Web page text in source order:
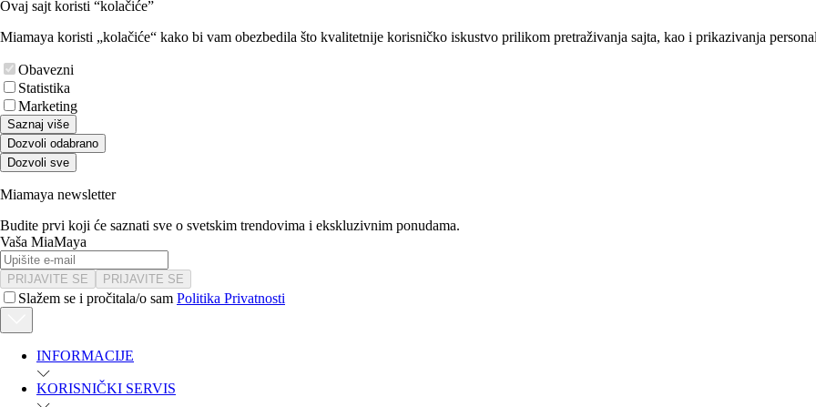
Ovaj sajt koristi “kolačiće”
Miamaya koristi „kolačiće“ kako bi vam obezbedila što kvalitetnije korisničko iskustvo prilikom pretraživanja sajta, kao i prikazivanja
Obavezni
Statistika
Marketing
Saznaj više
Dozvoli odabrano
Dozvoli sve
Miamaya newsletter
Budite prvi koji će saznati sve o svetskim trendovima i ekskluzivnim ponudama.
Vaša MiaMaya
PRIJAVITE SE PRIJAVITE SE
Slažem se i pročitala/o sam Politika Privatnosti
INFORMACIJE
KORISNIČKI SERVIS